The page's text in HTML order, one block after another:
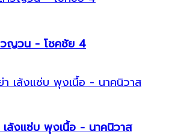
วญวน - โชคชัย 4
ล้งแซ่บ พุงเนื้อ - นาคนิวาส